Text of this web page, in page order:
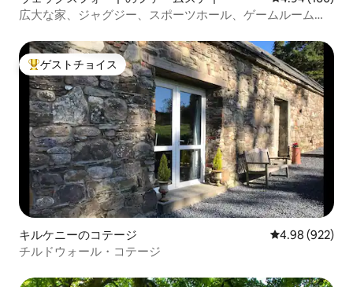
広大な家、ジャグジー、スポーツホール、ゲームルーム、
大好評のゲストチョイスです。
ゲストチョイス
キルケニーのコテージ レビュー922
4.98 (922)
チルドウォール・コテージ